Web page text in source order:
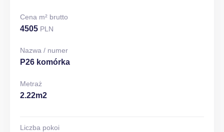
Cena m² brutto
4505 PLN
Nazwa / numer
P26 komórka
Metraż
2.22m2
Liczba pokoi